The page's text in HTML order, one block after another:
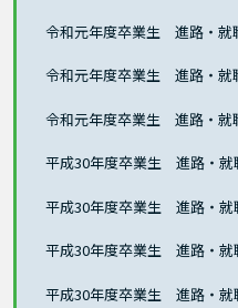
令和元年度卒業生 進路・
令和元年度卒業生 進路・
令和元年度卒業生 進路・
平成30年度卒業生 進路・
平成30年度卒業生 進路・
平成30年度卒業生 進路・
平成30年度卒業生 進路・